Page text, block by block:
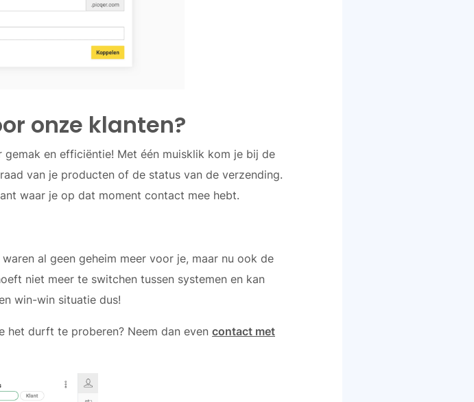
onze klanten?
en efficiëntie! Met één muisklik kom je bij de
van je producten of de status van de verzending.
waar je op dat moment contact mee hebt.
al geen geheim meer voor je, maar nu ook de
niet meer te switchen tussen systemen en kan
win-win situatie dus!
het durft te proberen? Neem dan even contact met